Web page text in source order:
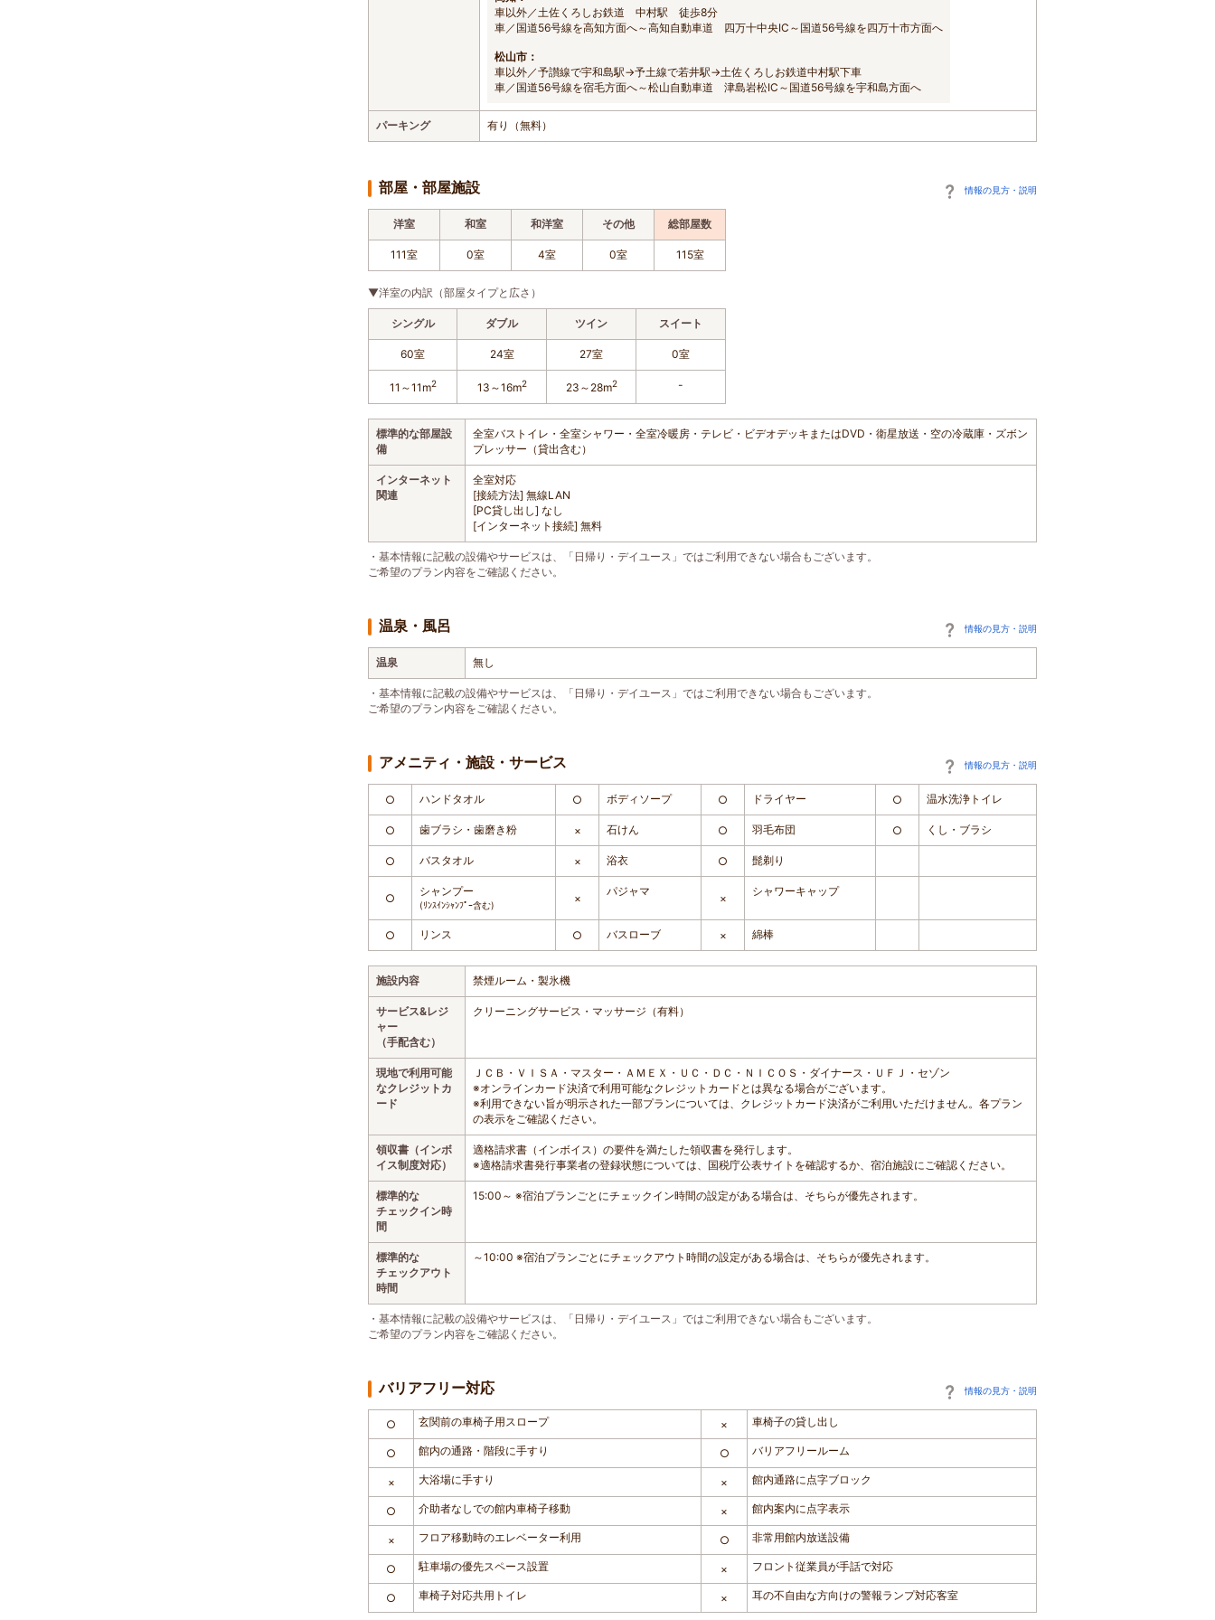
車以外／土佐くろしお鉄道 中村駅 徒歩8分
車／国道56号線を高知方面へ～高知自動車道 四万十中央IC～国道56号線を四万十市方面へ
松山市：
車以外／予讃線で宇和島駅→予土線で若井駅→土佐くろしお鉄道中村駅下車
車／国道56号線を宿毛方面へ～松山自動車道 津島岩松IC～国道56号線を宇和島方面へ
パーキング 有り（無料）
部屋・部屋施設 情報の見方・説明
洋室 和室 和洋室 その他 総部屋数
111室 0室 4室 0室 115室
▼洋室の内訳（部屋タイプと広さ）
シングル ダブル ツイン スイート
60室 24室 27室 0室
11～11m2 13～16m2 23～28m2 -
標準的な部屋設
備
全室バストイレ・全室シャワー・全室冷暖房・テレビ・ビデオデッキまたはDVD・衛星放送・空の冷蔵庫・ズボン
プレッサー（貸出含む）
インターネット
関連
全室対応
[接続方法] 無線LAN
[PC貸し出し] なし
[インターネット接続] 無料
・基本情報に記載の設備やサービスは、「日帰り・デイユース」ではご利用できない場合もございます。
ご希望のプラン内容をご確認ください。
温泉・風呂 情報の見方・説明
温泉 無し
・基本情報に記載の設備やサービスは、「日帰り・デイユース」ではご利用できない場合もございます。
ご希望のプラン内容をご確認ください。
アメニティ・施設・サービス 情報の見方・説明
○ ハンドタオル ○ ボディソープ ○ ドライヤー ○ 温水洗浄トイレ
○ 歯ブラシ・歯磨き粉 × 石けん ○ 羽毛布団 ○ くし・ブラシ
○ バスタオル × 浴衣 ○ 髭剃り
○
シャンプー
(ﾘﾝｽｲﾝｼｬﾝﾌﾟｰ含む) ×
パジャマ
×
シャワーキャップ
○ リンス ○ バスローブ × 綿棒
施設内容 禁煙ルーム・製氷機
サービス&レジ
ャー
（手配含む）
クリーニングサービス・マッサージ（有料）
現地で利用可能
なクレジットカ
ード
ＪＣＢ・ＶＩＳＡ・マスター・ＡＭＥＸ・ＵＣ・ＤＣ・ＮＩＣＯＳ・ダイナース・ＵＦＪ・セゾン
※オンラインカード決済で利用可能なクレジットカードとは異なる場合がございます。
※利用できない旨が明示された一部プランについては、クレジットカード決済がご利用いただけません。各プラン
の表示をご確認ください。
領収書（インボ
イス制度対応）
適格請求書（インボイス）の要件を満たした領収書を発行します。
※適格請求書発行事業者の登録状態については、国税庁公表サイトを確認するか、宿泊施設にご確認ください。
標準的な
チェックイン時
間
15:00～ ※宿泊プランごとにチェックイン時間の設定がある場合は、そちらが優先されます。
標準的な
チェックアウト
時間
～10:00 ※宿泊プランごとにチェックアウト時間の設定がある場合は、そちらが優先されます。
・基本情報に記載の設備やサービスは、「日帰り・デイユース」ではご利用できない場合もございます。
ご希望のプラン内容をご確認ください。
バリアフリー対応 情報の見方・説明
○ 玄関前の車椅子用スロープ × 車椅子の貸し出し
○ 館内の通路・階段に手すり ○ バリアフリールーム
× 大浴場に手すり × 館内通路に点字ブロック
○ 介助者なしでの館内車椅子移動 × 館内案内に点字表示
× フロア移動時のエレベーター利用 ○ 非常用館内放送設備
○ 駐車場の優先スペース設置 × フロント従業員が手話で対応
○ 車椅子対応共用トイレ × 耳の不自由な方向けの警報ランプ対応客室